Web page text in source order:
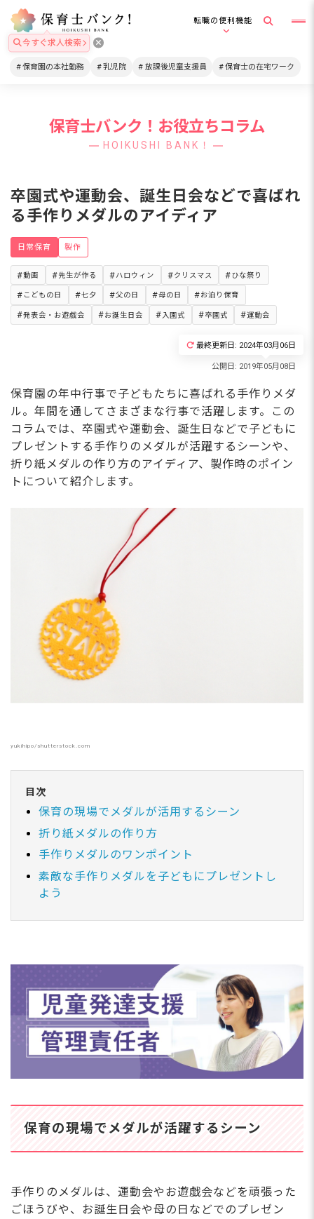
転職の便利機能
今すぐ求人検索
保育園の本社勤務 乳児院 放課後児童支援員 保育士の在宅ワーク
保育士バンク！お役立ちコラム
HOIKUSHI BANK！
卒園式や運動会、誕生日会などで喜ばれ
る手作りメダルのアイディア
日常保育 製作
動画 先生が作る ハロウィン クリスマス ひな祭り
こどもの日 七夕 父の日 母の日 お泊り保育
発表会・お遊戯会 お誕生日会 入園式 卒園式 運動会
最終更新日: 2024年03月06日
保育園の年中行事で子どもたちに喜ばれる手作りメダ
ル。年間を通してさまざまな行事で活躍します。この
コラムでは、卒園式や運動会、誕生日などで子どもに
プレゼントする手作りのメダルが活躍するシーンや、
折り紙メダルの作り方のアイディア、製作時のポイン
トについて紹介します。
yukihipo/shutterstock.com
目次
保育の現場でメダルが活用するシーン
折り紙メダルの作り方
手作りメダルのワンポイント
素敵な手作りメダルを子どもにプレゼントし
よう
保育の現場でメダルが活躍するシーン
手作りのメダルは、運動会やお遊戯会などを頑張った
ごほうびや、お誕生日会や母の日などでのプレゼン